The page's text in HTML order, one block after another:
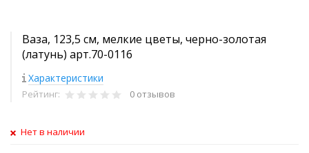
Ваза, 123,5 см, мелкие цветы, черно-золотая
(латунь) арт.70-0116
Характеристики
Рейтинг: 0 отзывов
Нет в наличии